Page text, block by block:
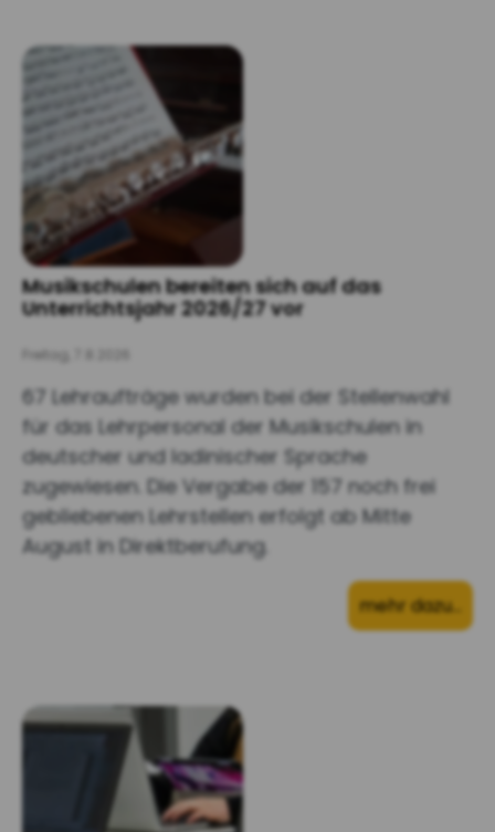
Musikschulen bereiten sich auf das
Unterrichtsjahr 2026/27 vor
Freitag, 7.8.2026
67 Lehraufträge wurden bei der Stellenwahl
für das Lehrpersonal der Musikschulen in
deutscher und ladinischer Sprache
zugewiesen. Die Vergabe der 157 noch frei
gebliebenen Lehrstellen erfolgt ab Mitte
August in Direktberufung.
mehr dazu…